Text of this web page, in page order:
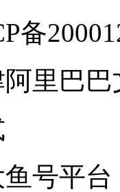
备
里巴
号平台